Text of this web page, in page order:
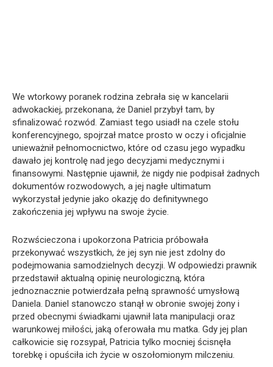
We wtorkowy poranek rodzina zebrała się w kancelarii
adwokackiej, przekonana, że Daniel przybył tam, by
sfinalizować rozwód. Zamiast tego usiadł na czele stołu
konferencyjnego, spojrzał matce prosto w oczy i oficjalnie
unieważnił pełnomocnictwo, które od czasu jego wypadku
dawało jej kontrolę nad jego decyzjami medycznymi i
finansowymi. Następnie ujawnił, że nigdy nie podpisał żadnych
dokumentów rozwodowych, a jej nagłe ultimatum
wykorzystał jedynie jako okazję do definitywnego
zakończenia jej wpływu na swoje życie.
Rozwścieczona i upokorzona Patricia próbowała
przekonywać wszystkich, że jej syn nie jest zdolny do
podejmowania samodzielnych decyzji. W odpowiedzi prawnik
przedstawił aktualną opinię neurologiczną, która
jednoznacznie potwierdzała pełną sprawność umysłową
Daniela. Daniel stanowczo stanął w obronie swojej żony i
przed obecnymi świadkami ujawnił lata manipulacji oraz
warunkowej miłości, jaką oferowała mu matka. Gdy jej plan
całkowicie się rozsypał, Patricia tylko mocniej ścisnęła
torebkę i opuściła ich życie w oszołomionym milczeniu.